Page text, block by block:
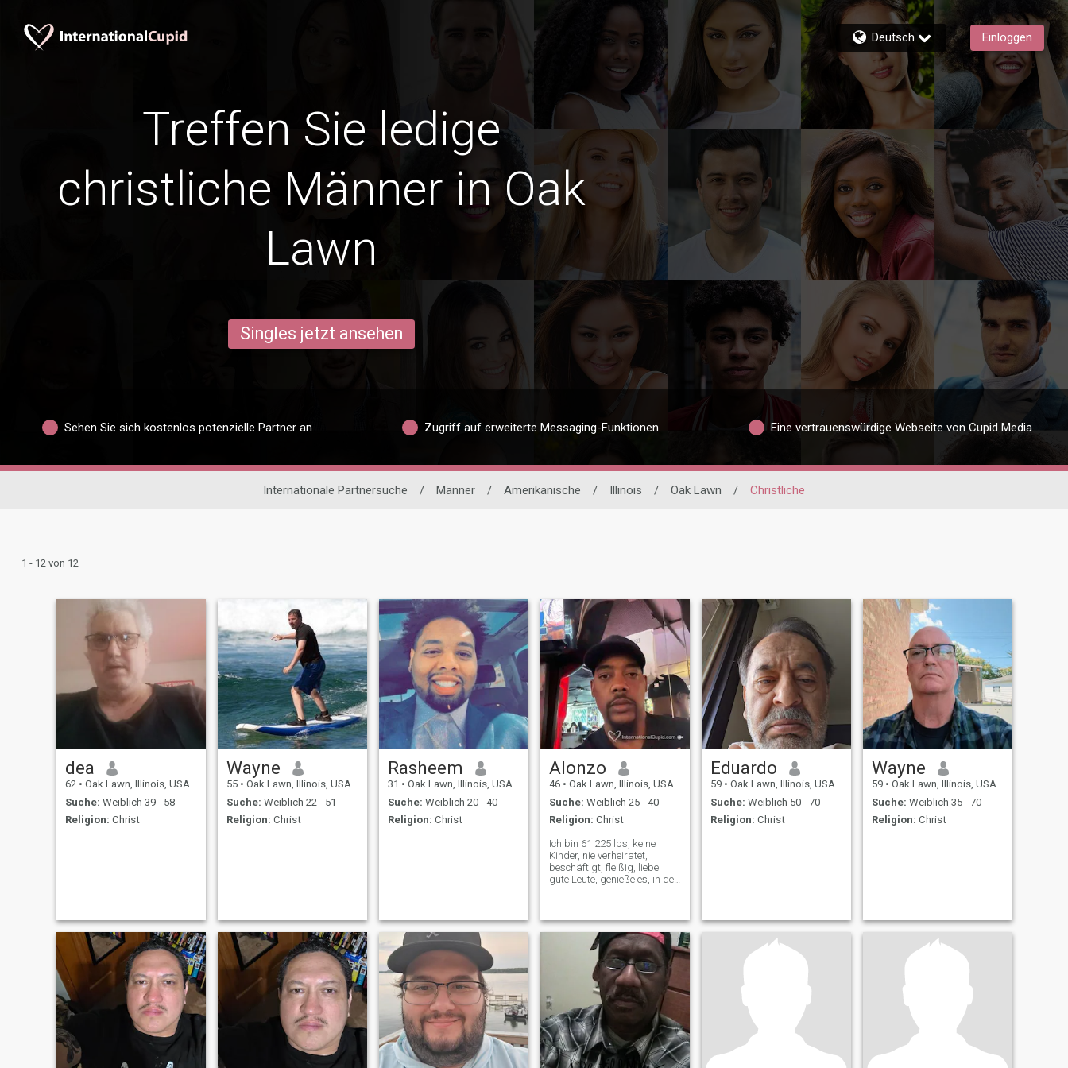
Deutsch Einloggen
Treffen Sie ledige
christliche Männer in Oak
Lawn
Singles jetzt ansehen
Sehen Sie sich kostenlos potenzielle Partner an Zugriff auf erweiterte Messaging-Funktionen Eine vertrauenswürdige Webseite von Cupid Media
Internationale Partnersuche / Männer / Amerikanische / Illinois / Oak Lawn / Christliche
1 - 12 von 12
dea
62 • Oak Lawn, Illinois, USA
Suche: Weiblich 39 - 58
Religion: Christ
Wayne
55 • Oak Lawn, Illinois, USA
Suche: Weiblich 22 - 51
Religion: Christ
Rasheem
31 • Oak Lawn, Illinois, USA
Suche: Weiblich 20 - 40
Religion: Christ
Alonzo
46 • Oak Lawn, Illinois, USA
Suche: Weiblich 25 - 40
Religion: Christ
Ich bin 61 225 lbs, keine
Kinder, nie verheiratet,
beschäftigt, fleißig, liebe
gute Leute, genieße es, in der
Eduardo
59 • Oak Lawn, Illinois, USA
Suche: Weiblich 50 - 70
Religion: Christ
Wayne
59 • Oak Lawn, Illinois, USA
Suche: Weiblich 35 - 70
Religion: Christ